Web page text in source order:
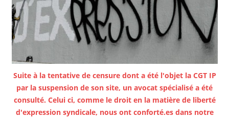
Suite à la tentative de censure dont a été l'objet la CGT IP
par la suspension de son site, un avocat spécialisé a été
consulté. Celui ci, comme le droit en la matière de liberté
d'expression syndicale, nous ont conforté.es dans notre